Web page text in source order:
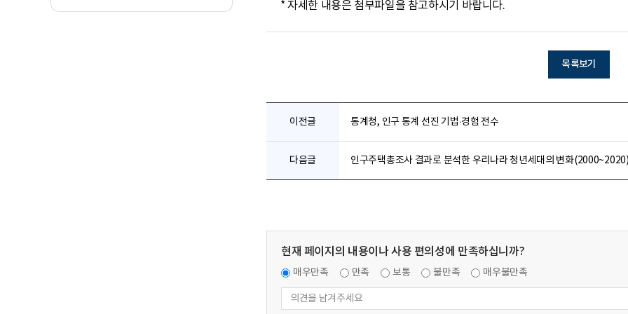
* 자세한 내용은 첨부파일을 참고하시기 바랍니다.
목록보기
이전글 통계청, 인구 통계 선진 기법·경험 전수
다음글 인구주택총조사 결과로 분석한 우리나라 청년세대의 변화
현재 페이지의 내용이나 사용 편의성에 만족하십니까?
매우만족 만족 보통 불만족 매우불만족